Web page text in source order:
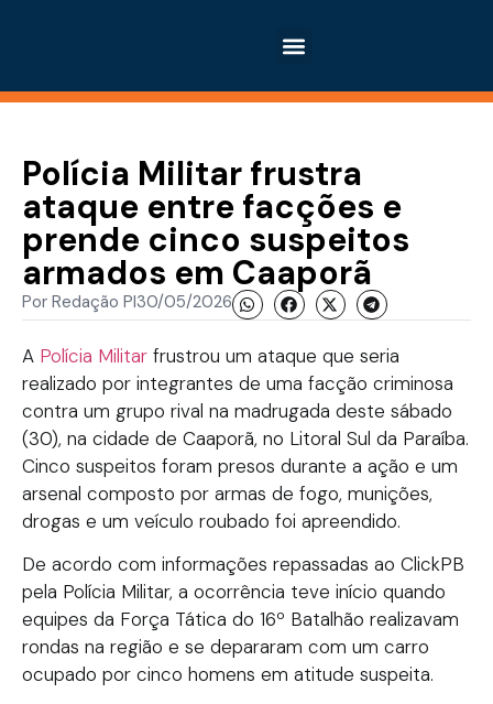
Polícia Militar frustra
ataque entre facções e
prende cinco suspeitos
armados em Caaporã
Por Redação PI30/05/2026
A Polícia Militar frustrou um ataque que seria
realizado por integrantes de uma facção criminosa
contra um grupo rival na madrugada deste sábado
(30), na cidade de Caaporã, no Litoral Sul da Paraíba.
Cinco suspeitos foram presos durante a ação e um
arsenal composto por armas de fogo, munições,
drogas e um veículo roubado foi apreendido.
De acordo com informações repassadas ao ClickPB
pela Polícia Militar, a ocorrência teve início quando
equipes da Força Tática do 16º Batalhão realizavam
rondas na região e se depararam com um carro
ocupado por cinco homens em atitude suspeita.